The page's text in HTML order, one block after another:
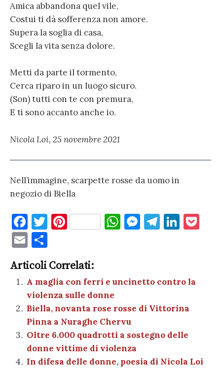
Amica abbandona quel vile,
Costui ti dà sofferenza non amore.
Supera la soglia di casa,
Scegli la vita senza dolore.
Metti da parte il tormento,
Cerca riparo in un luogo sicuro.
(Son) tutti con te con premura,
E ti sono accanto anche io.
Nicola Loi, 25 novembre 2021
Nell’immagine, scarpette rosse da uomo in
negozio di Biella
F
a
c
e
b
o
o
k
T
te
r
Pi
es
t
W
A
p
M
g
er
T
a
m
Li
dI
E
m
ai
l
n
di
vi
di
Articoli Correlati:
A maglia con ferri e uncinetto contro la
violenza sulle donne
Biella, novanta rose rosse di Vittorina
Pinna a Nuraghe Chervu
Oltre 6.000 quadrotti a sostegno delle
donne vittime di violenza
In difesa delle donne, poesia di Nicola Loi